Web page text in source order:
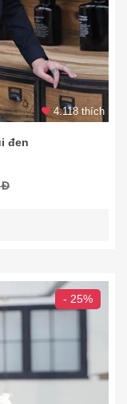
4.118 thích
đen
Đ
- 25%